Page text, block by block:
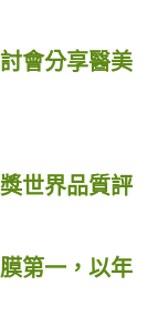
會分享醫美
世界品質評
第一，以年